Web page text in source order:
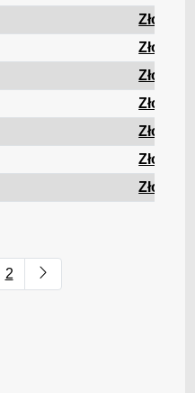
Złom
Złom
Złom
Złom
Złom
Złom
Złom
2